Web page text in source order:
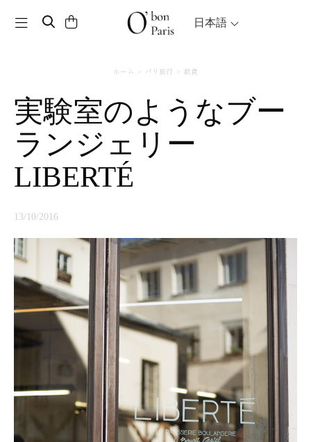
Toggle navigation 日本語
ホーム パリ旅行 飲食
実験室のようなブー
ランジェリー
LIBERTÉ
13/10/2016